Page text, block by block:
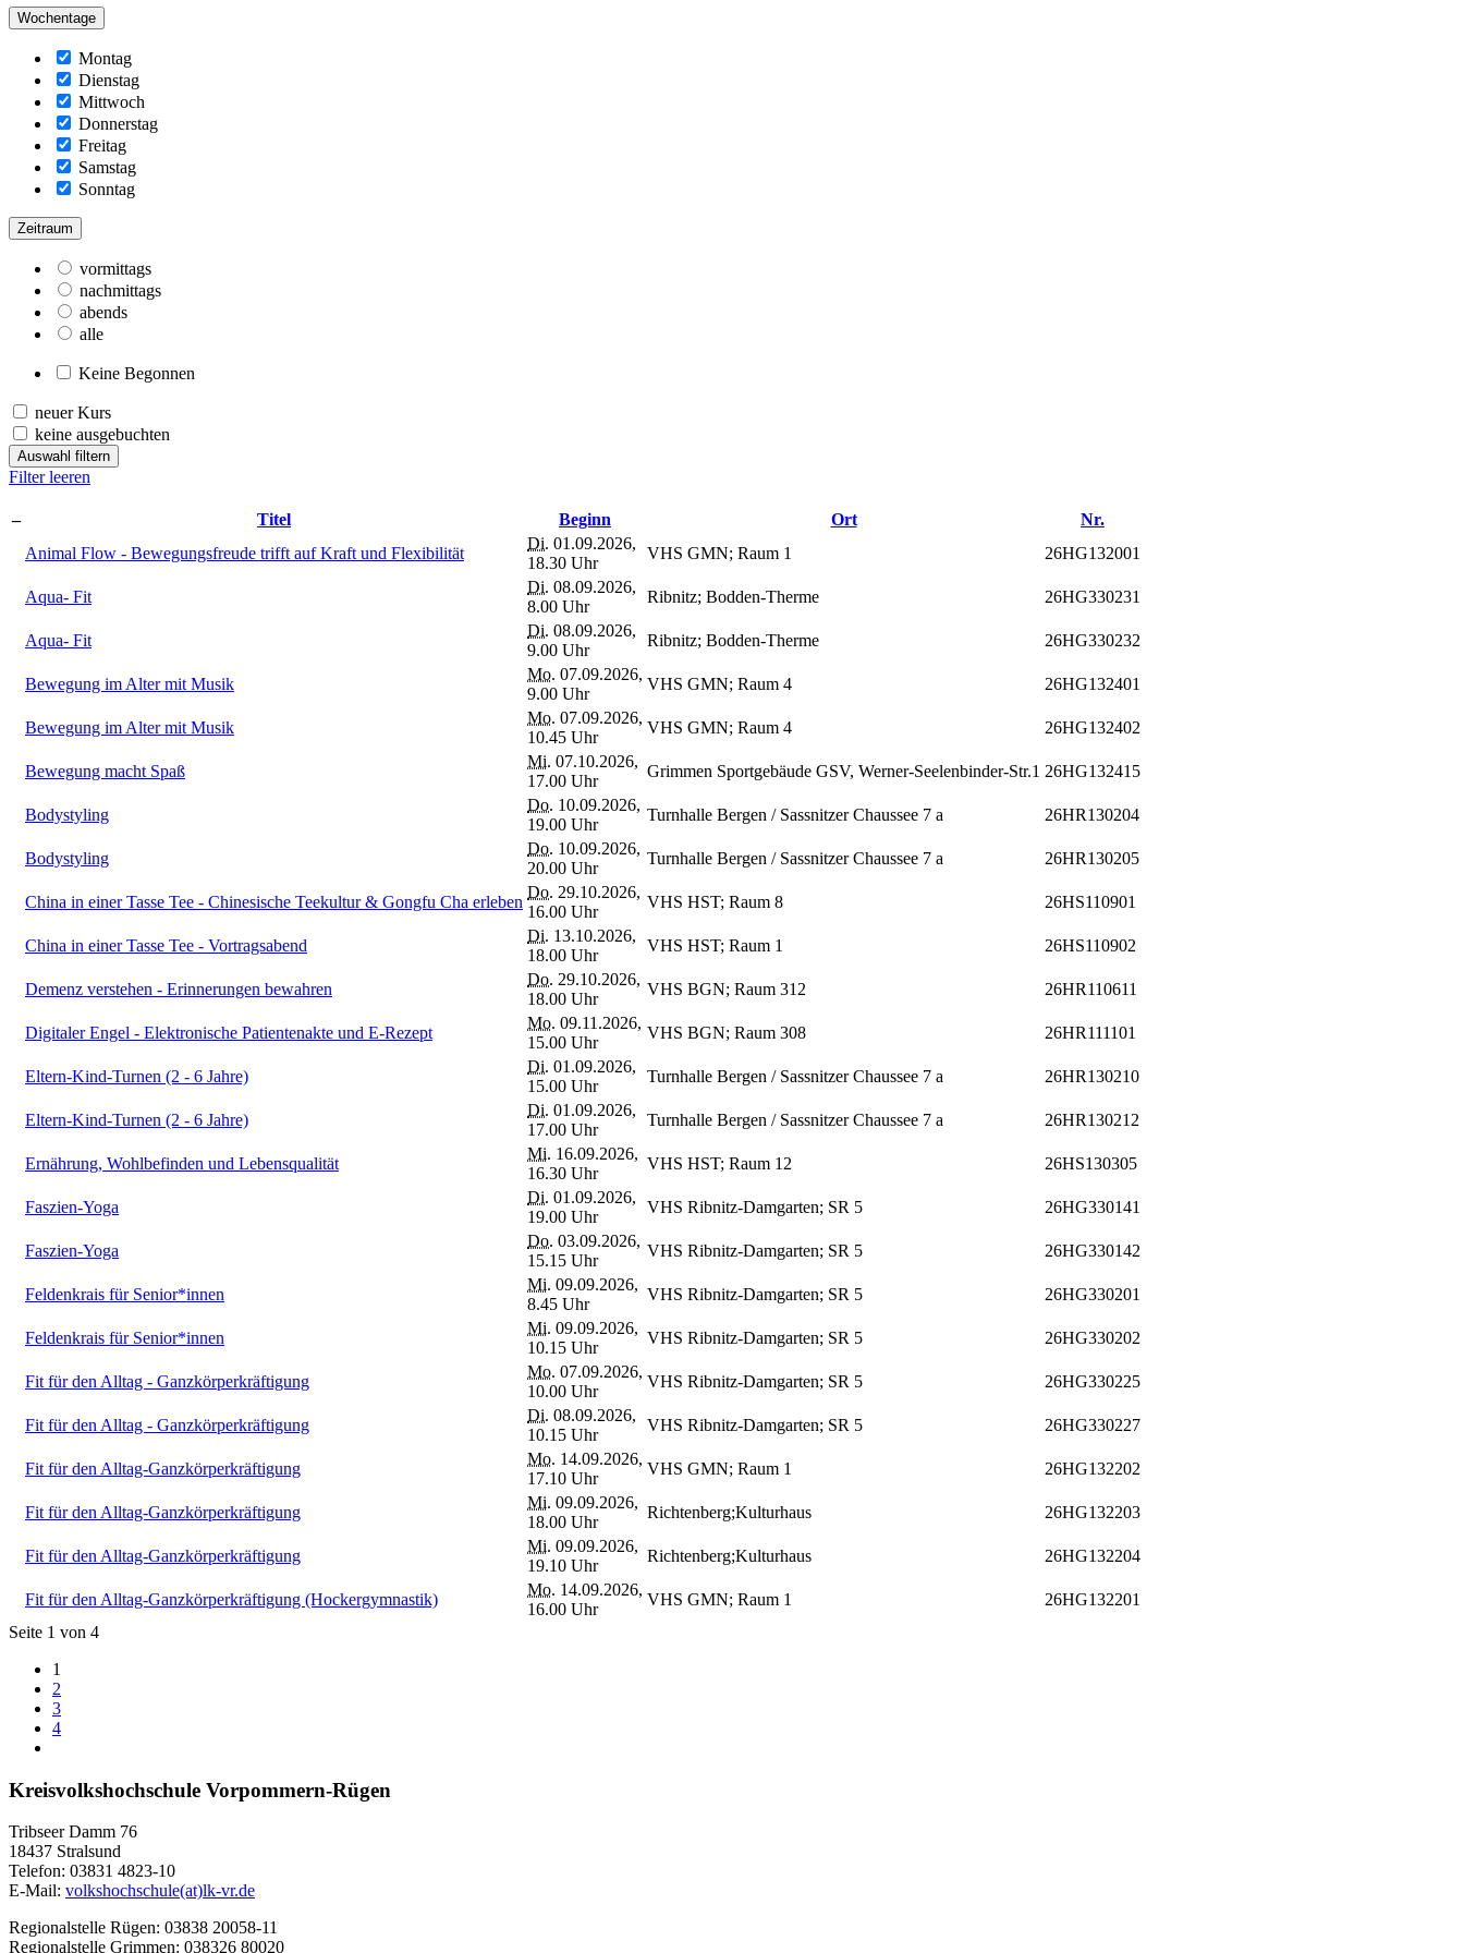
Wochentage
Montag
Dienstag
Mittwoch
Donnerstag
Freitag
Samstag
Sonntag
Zeitraum
vormittags
nachmittags
abends
alle
Keine Begonnen
neuer Kurs
keine ausgebuchten
Auswahl filtern
Filter leeren
– Titel Beginn Ort
Nr.
Animal Flow - Bewegungsfreude trifft auf Kraft und Flexibilität
Di. 01.09.2026,
18.30 Uhr
VHS GMN; Raum 1 26HG132001
Aqua- Fit
Di. 08.09.2026,
8.00 Uhr
Ribnitz; Bodden-Therme 26HG330231
Aqua- Fit
Di. 08.09.2026,
9.00 Uhr
Ribnitz; Bodden-Therme 26HG330232
Bewegung im Alter mit Musik
Mo. 07.09.2026,
9.00 Uhr
VHS GMN; Raum 4 26HG132401
Bewegung im Alter mit Musik
Mo. 07.09.2026,
10.45 Uhr
VHS GMN; Raum 4 26HG132402
Bewegung macht Spaß
Mi. 07.10.2026,
17.00 Uhr
Grimmen Sportgebäude GSV, Werner-Seelenbinder-Str.1 26HG132415
Bodystyling
Do. 10.09.2026,
19.00 Uhr
Turnhalle Bergen / Sassnitzer Chaussee 7 a 26HR130204
Bodystyling
Do. 10.09.2026,
20.00 Uhr
Turnhalle Bergen / Sassnitzer Chaussee 7 a 26HR130205
China in einer Tasse Tee - Chinesische Teekultur & Gongfu Cha erleben
Do. 29.10.2026,
16.00 Uhr
VHS HST; Raum 8 26HS110901
China in einer Tasse Tee - Vortragsabend
Di. 13.10.2026,
18.00 Uhr
VHS HST; Raum 1 26HS110902
Demenz verstehen - Erinnerungen bewahren
Do. 29.10.2026,
18.00 Uhr
VHS BGN; Raum 312 26HR110611
Digitaler Engel - Elektronische Patientenakte und E-Rezept
Mo. 09.11.2026,
15.00 Uhr
VHS BGN; Raum 308 26HR111101
Eltern-Kind-Turnen (2 - 6 Jahre)
Di. 01.09.2026,
15.00 Uhr
Turnhalle Bergen / Sassnitzer Chaussee 7 a 26HR130210
Eltern-Kind-Turnen (2 - 6 Jahre)
Di. 01.09.2026,
17.00 Uhr
Turnhalle Bergen / Sassnitzer Chaussee 7 a 26HR130212
Ernährung, Wohlbefinden und Lebensqualität
Mi. 16.09.2026,
16.30 Uhr
VHS HST; Raum 12 26HS130305
Faszien-Yoga
Di. 01.09.2026,
19.00 Uhr
VHS Ribnitz-Damgarten; SR 5 26HG330141
Faszien-Yoga
Do. 03.09.2026,
15.15 Uhr
VHS Ribnitz-Damgarten; SR 5 26HG330142
Feldenkrais für Senior*innen
Mi. 09.09.2026,
8.45 Uhr
VHS Ribnitz-Damgarten; SR 5 26HG330201
Feldenkrais für Senior*innen
Mi. 09.09.2026,
10.15 Uhr
VHS Ribnitz-Damgarten; SR 5 26HG330202
Fit für den Alltag - Ganzkörperkräftigung
Mo. 07.09.2026,
10.00 Uhr
VHS Ribnitz-Damgarten; SR 5 26HG330225
Fit für den Alltag - Ganzkörperkräftigung
Di. 08.09.2026,
10.15 Uhr
VHS Ribnitz-Damgarten; SR 5 26HG330227
Fit für den Alltag-Ganzkörperkräftigung
Mo. 14.09.2026,
17.10 Uhr
VHS GMN; Raum 1 26HG132202
Fit für den Alltag-Ganzkörperkräftigung
Mi. 09.09.2026,
18.00 Uhr
Richtenberg;Kulturhaus 26HG132203
Fit für den Alltag-Ganzkörperkräftigung
Mi. 09.09.2026,
19.10 Uhr
Richtenberg;Kulturhaus 26HG132204
Fit für den Alltag-Ganzkörperkräftigung (Hockergymnastik)
Mo. 14.09.2026,
16.00 Uhr
VHS GMN; Raum 1
26HG132201
Seite 1 von 4
1
2
3
4
Kreisvolkshochschule Vorpommern-Rügen
Tribseer Damm 76
18437 Stralsund
Telefon: 03831 4823-10
E-Mail: volkshochschule(at)lk-vr.de
Regionalstelle Rügen: 03838 20058-11
Regionalstelle Grimmen: 038326 80020